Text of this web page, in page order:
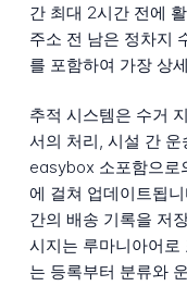
간 최대 2시간 전에
주소 전 남은 정차지
를 포함하여 가장 상
추적 시스템은 수거
서의 처리, 시설 간
easybox 소포함으로
에 걸쳐 업데이트됩
간의 배송 기록을 저
시지는 루마니아어로
는 등록부터 분류와